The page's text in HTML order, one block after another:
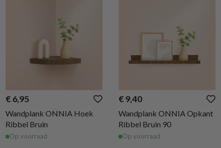
€ 6,95
Wandplank ONNIA Hoek
Ribbel Bruin
Op voorraad
€ 9,40
Wandplank ONNIA Opkant
Ribbel Bruin 90
Op voorraad